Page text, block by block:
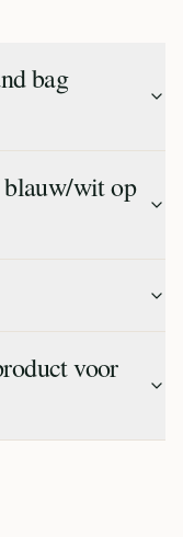
bag
blauw/wit op
voor